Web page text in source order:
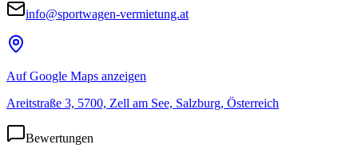
info@sportwagen-vermietung.at
Auf Google Maps anzeigen
Areitstraße 3, 5700, Zell am See, Salzburg, Österreich
Bewertungen